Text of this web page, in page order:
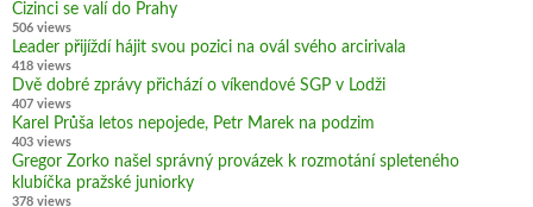
Cizinci se valí do Prahy
506 views
Leader přijíždí hájit svou pozici na ovál svého arcirivala
418 views
Dvě dobré zprávy přichází o víkendové SGP v Lodži
407 views
Karel Průša letos nepojede, Petr Marek na podzim
403 views
Gregor Zorko našel správný provázek k rozmotání spleteného
klubíčka pražské juniorky
378 views